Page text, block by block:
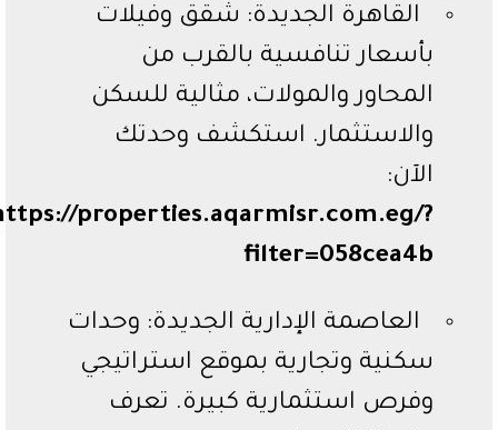
القاهرة الجديدة: شقق وفيلات
بأسعار تنافسية بالقرب من
المحاور والمولات، مثالية للسكن
والاستثمار. استكشف وحدتك
الآن:
properties.aqarmisr.com.eg/?
filter=058cea4b
العاصمة الإدارية الجديدة: وحدات
سكنية وتجارية بموقع استراتيجي
وفرص استثمارية كبيرة. تعرف